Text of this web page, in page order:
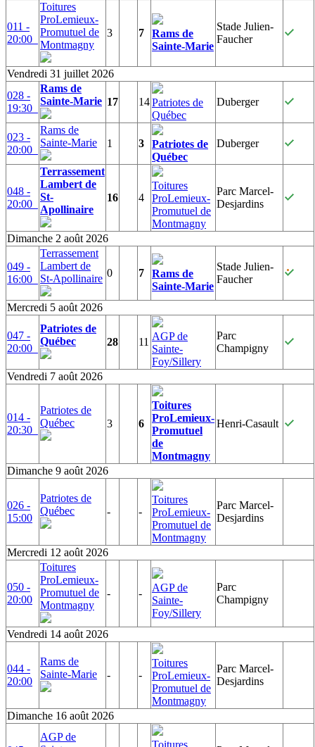
011 -
20:00
Toitures
ProLemieux-
Promutuel de
Montmagny
3 7
Rams de
Sainte-Marie
Stade Julien-
Faucher
Vendredi 31 juillet 2026
028 -
19:30
Rams de
Sainte-Marie 17 14Patriotes de
Québec
Duberger
023 -
20:00
Rams de
Sainte-Marie
1 3
Patriotes de
Québec
Duberger
048 -
20:00
Terrassement
Lambert de
St-
Apollinaire
16 4
Toitures
ProLemieux-
Promutuel de
Montmagny
Parc Marcel-
Desjardins
Dimanche 2 août 2026
049 -
16:00
Terrassement
Lambert de
St-Apollinaire 0 7
Rams de
Sainte-Marie
Stade Julien-
Faucher
Mercredi 5 août 2026
047 -
20:00
Patriotes de
Québec
28 11 AGP de
Sainte-
Foy/Sillery
Parc
Champigny
Vendredi 7 août 2026
014 -
20:30
Patriotes de
Québec
3 6
Toitures
ProLemieux-
Promutuel
de
Montmagny
Henri-Casault
Dimanche 9 août 2026
026 -
15:00
Patriotes de
Québec
- -
Toitures
ProLemieux-
Promutuel de
Montmagny
Parc Marcel-
Desjardins
Mercredi 12 août 2026
050 -
20:00
Toitures
ProLemieux-
Promutuel de
Montmagny
- -
AGP de
Sainte-
Foy/Sillery
Parc
Champigny
Vendredi 14 août 2026
044 -
20:00
Rams de
Sainte-Marie
- -
Toitures
ProLemieux-
Promutuel de
Montmagny
Parc Marcel-
Desjardins
Dimanche 16 août 2026
AGP de
Toitures